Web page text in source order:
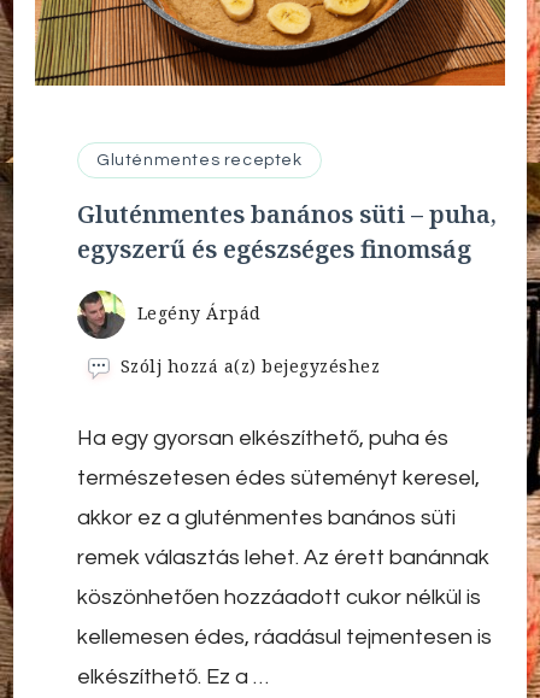
Gluténmentes receptek
Gluténmentes banános süti – puha,
egyszerű és egészséges finomság
Legény Árpád
Szólj hozzá a(z)Gluténmentes
–
puha,
egyszerű
és
finomság
bejegyzéshez
Ha egy gyorsan elkészíthető, puha és
természetesen édes süteményt keresel,
akkor ez a gluténmentes banános süti
remek választás lehet. Az érett banánnak
köszönhetően hozzáadott cukor nélkül is
kellemesen édes, ráadásul tejmentesen is
elkészíthető. Ez a …